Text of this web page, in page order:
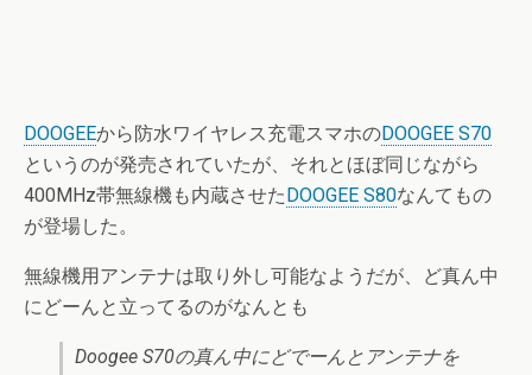
DOOGEEから防水ワイヤレス充電スマホのDOOGEE S70
というのが発売されていたが、それとほぼ同じながら
400MHz帯無線機も内蔵させたDOOGEE S80なんてもの
が登場した。
無線機用アンテナは取り外し可能なようだが、ど真ん中
にどーんと立ってるのがなんとも
Doogee S70の真ん中にどでーんとアンテナを